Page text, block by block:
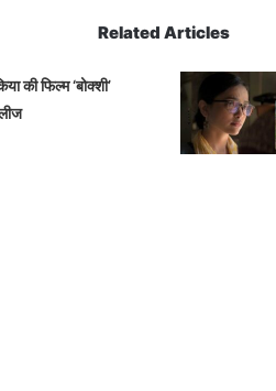
Related Articles
की फिल्म ‘बोक्शी’